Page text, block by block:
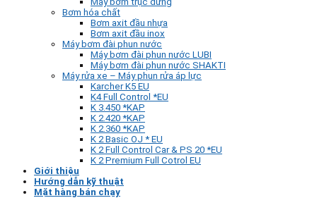
Bơm hóa chất
Bơm axit đầu nhựa
Bơm axit đầu inox
Máy bơm đài phun nước
Máy bơm đài phun nước LUBI
Máy bơm đài phun nước SHAKTI
Máy rửa xe – Máy phun rửa áp lực
Karcher K5 EU
K4 Full Control *EU
K 3.450 *KAP
K 2.420 *KAP
K 2.360 *KAP
K 2 Basic OJ * EU
K 2 Full Control Car & PS 20 *EU
K 2 Premium Full Cotrol EU
Giới thiệu
Hướng dẫn kỹ thuật
Mặt hàng bán chạy